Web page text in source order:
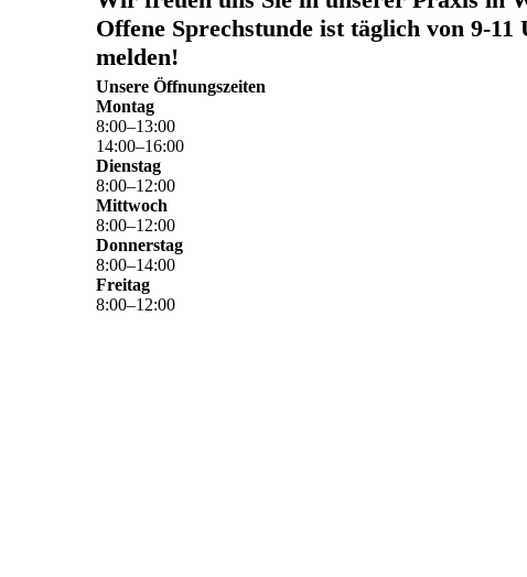
Offene Sprechstunde ist täglich von 9-
melden!
Unsere Öffnungszeiten
Montag
8:00–13:00
14:00–16:00
Dienstag
8:00–12:00
Mittwoch
8:00–12:00
Donnerstag
8:00–14:00
Freitag
8:00–12:00